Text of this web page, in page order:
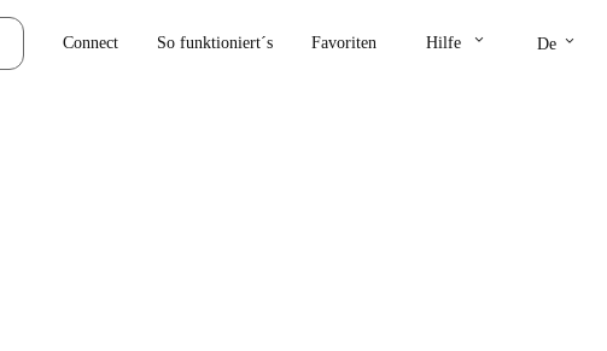
Connect So funktioniert´s Favoriten Hilfe keyboard_arrow_down De keyboard_arrow_down